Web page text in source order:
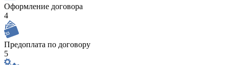
Оформление договора
4
Предоплата по договору
5